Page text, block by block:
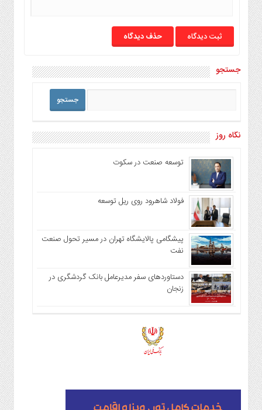
حذف دیدگاه
جستجو
نگاه روز
توسعه صنعت در سکوت
فولاد شاهرود روی ریل توسعه
پیشگامی پالایشگاه تهران در مسیر تحول صنعت
نفت
دستاوردهای سفر مدیرعامل بانک گردشگری در
زنجان